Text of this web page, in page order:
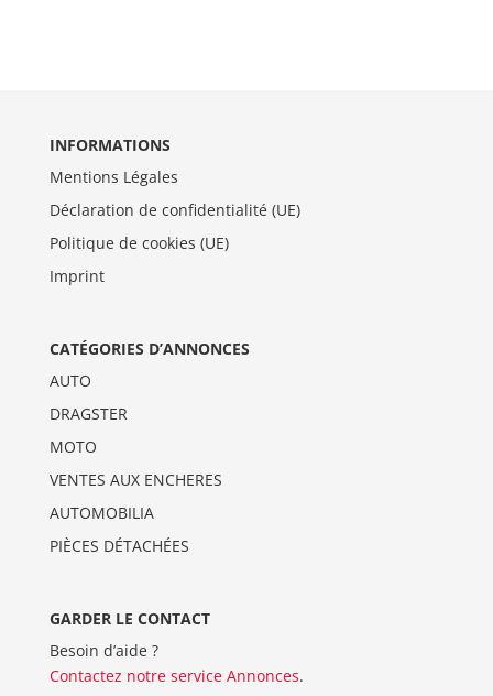
INFORMATIONS
Mentions Légales
Déclaration de confidentialité (UE)
Politique de cookies (UE)
Imprint
CATÉGORIES D’ANNONCES
AUTO
DRAGSTER
MOTO
VENTES AUX ENCHERES
AUTOMOBILIA
PIÈCES DÉTACHÉES
GARDER LE CONTACT
Besoin d’aide ?
Contactez notre service Annonces.